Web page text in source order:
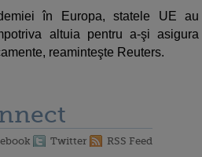
în Europa, statele UE au
altuia pentru a-şi asigura
reaminteşte Reuters.
Twitter RSS Feed